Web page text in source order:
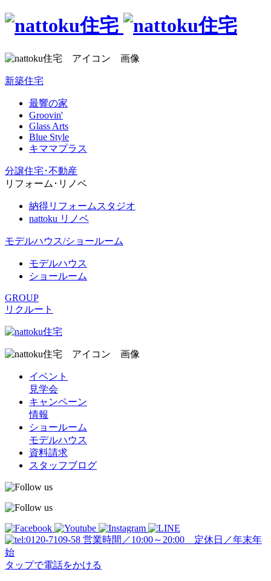
新築住宅
最響の家
Groovin'
Glass Arts
Blue Style
キママプラス
分譲住宅･不動産
リフォーム･リノベ
納得リフォームスタジオ
nattoku リノベ
モデルハウス/ショールーム
モデルハウス
ショールーム
GROUP
リクルート
イベント
見学会
キャンペーン
情報
ショールーム
モデルハウス
資料請求
スタッフブログ
営業時間／10:00～20:00 定休日／年末年
始
タップで電話をかける